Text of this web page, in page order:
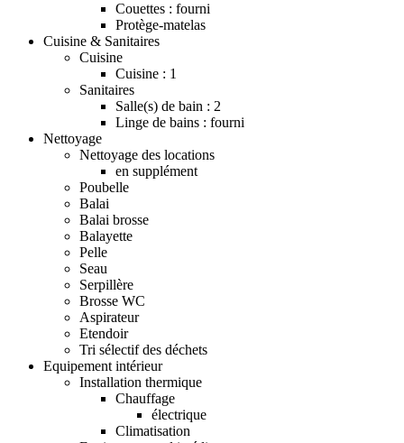
Couettes : fourni
Protège-matelas
Cuisine & Sanitaires
Cuisine
Cuisine : 1
Sanitaires
Salle(s) de bain : 2
Linge de bains : fourni
Nettoyage
Nettoyage des locations
en supplément
Poubelle
Balai
Balai brosse
Balayette
Pelle
Seau
Serpillère
Brosse WC
Aspirateur
Etendoir
Tri sélectif des déchets
Equipement intérieur
Installation thermique
Chauffage
électrique
Climatisation